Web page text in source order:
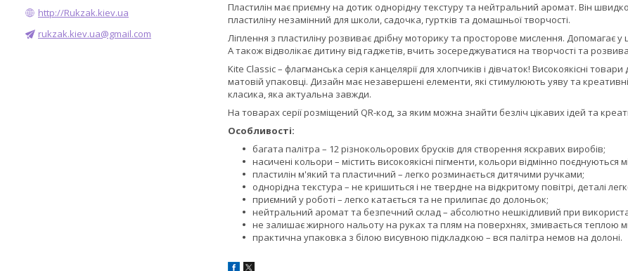
Пластилін має приємну на дотик однорідну текстуру та нейтральний аромат. Він
пластиліну незамінний для школи, садочка, гуртків та домашньої творчості.
Ліплення з пластиліну розвиває дрібну моторику та просторове мислення. Допомагає у
А також відволікає дитину від гаджетів, вчить зосереджуватися на творчості та
Kite Classic – флагманська серія канцелярії для хлопчиків і дівчаток! Високоякісні
матовій упаковці. Дизайн має незавершені елементи, які стимулюють уяву та
класика, яка актуальна завжди.
На товарах серії розміщений QR-код, за яким можна знайти безліч цікавих ідей та
Особливості:
багата палітра – 12 різнокольорових брусків для створення яскравих виробів;
насичені кольори – містить високоякісні пігменти, кольори відмінно поєднуються
пластилін м'який та пластичний – легко розминається дитячими ручками;
однорідна текстура – не кришиться і не твердне на відкритому повітрі, деталі
приємний у роботі – легко катається та не прилипає до долоньок;
нейтральний аромат та безпечний склад – абсолютно нешкідливий при
не залишає жирного нальоту на руках та плям на поверхнях, змивається теплою
практична упаковка з білою висувною підкладкою – вся палітра немов на долоні.
http://Rukzak.kiev.ua
rukzak.kiev.ua@gmail.com